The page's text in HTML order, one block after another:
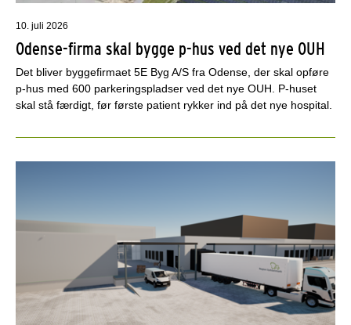
10. juli 2026
Odense-firma skal bygge p-hus ved det nye OUH
Det bliver byggefirmaet 5E Byg A/S fra Odense, der skal opføre
p-hus med 600 parkeringspladser ved det nye OUH. P-huset
skal stå færdigt, før første patient rykker ind på det nye hospital.